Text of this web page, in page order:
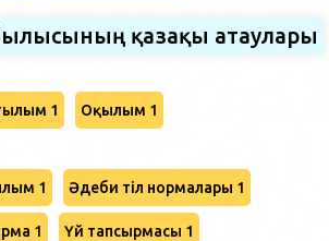
қазақы атаулары
1 Оқылым 1
1 Әдеби тіл нормалары 1
1 Үй тапсырмасы 1